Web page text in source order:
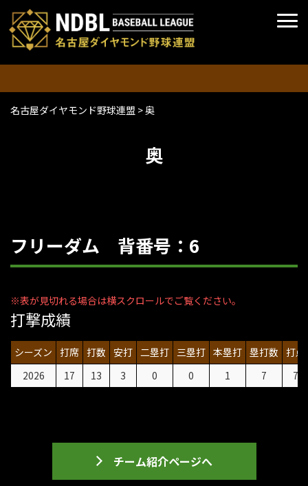
名古屋ダイヤモンド野球連盟 >奥
奥
フリーダム 背番号：6
打撃成績
シーズン 打席 打数 安打 二塁打 三塁打 本塁打 塁打数 打点
2026
17 13 3 0 0 1 7 7
チーム紹介ページへ